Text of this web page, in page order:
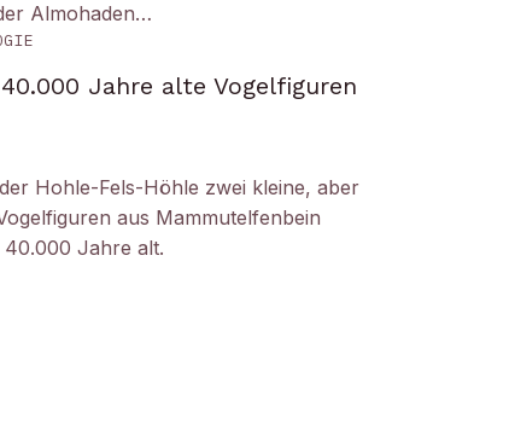
Almohaden…
Jahre alte Vogelfiguren
Hohle-Fels-Höhle zwei kleine, aber
aus Mammutelfenbein
Jahre alt.